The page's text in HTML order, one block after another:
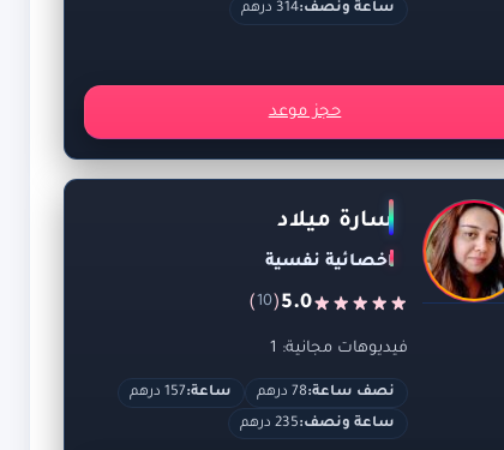
ساعة ونصف:314 درهم
حجز موعد
سارة ميلاد
اخصائية نفسية
5.0
(
10
)
فيديوهات مجانية: 1
نصف ساعة:78 درهم ساعة:157 درهم
ساعة ونصف:235 درهم